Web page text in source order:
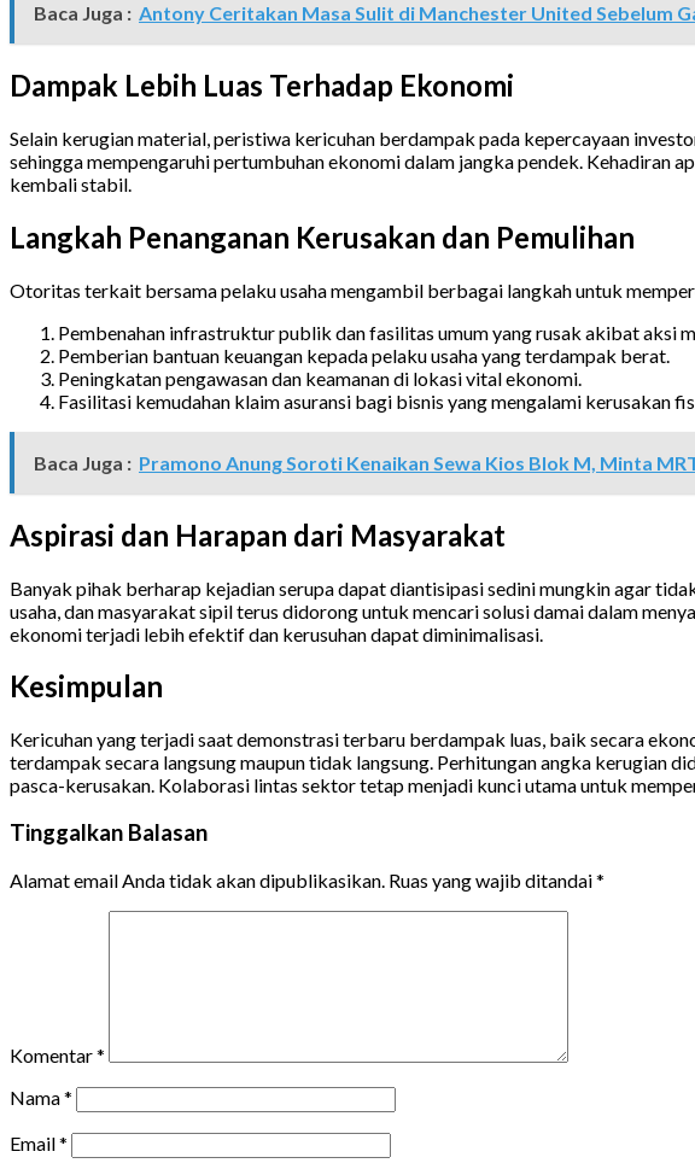
Baca Juga : Antony Ceritakan Masa Sulit di Manchester United Sebelum
Dampak Lebih Luas Terhadap Ekonomi
Selain kerugian material, peristiwa kericuhan berdampak pada kepercayaan
sehingga mempengaruhi pertumbuhan ekonomi dalam jangka pendek. Kehadiran
kembali stabil.
Langkah Penanganan Kerusakan dan Pemulihan
Otoritas terkait bersama pelaku usaha mengambil berbagai langkah untuk
Pembenahan infrastruktur publik dan fasilitas umum yang rusak akibat aksi
Pemberian bantuan keuangan kepada pelaku usaha yang terdampak berat.
Peningkatan pengawasan dan keamanan di lokasi vital ekonomi.
Fasilitasi kemudahan klaim asuransi bagi bisnis yang mengalami kerusakan
Baca Juga : Pramono Anung Soroti Kenaikan Sewa Kios Blok M, Minta
Aspirasi dan Harapan dari Masyarakat
Banyak pihak berharap kejadian serupa dapat diantisipasi sedini mungkin agar
usaha, dan masyarakat sipil terus didorong untuk mencari solusi damai dalam
ekonomi terjadi lebih efektif dan kerusuhan dapat diminimalisasi.
Kesimpulan
Kericuhan yang terjadi saat demonstrasi terbaru berdampak luas, baik secara
terdampak secara langsung maupun tidak langsung. Perhitungan angka kerugian
pasca-kerusakan. Kolaborasi lintas sektor tetap menjadi kunci utama untuk
Tinggalkan Balasan
Alamat email Anda tidak akan dipublikasikan. Ruas yang wajib ditandai*
Komentar*
Nama*
Email*